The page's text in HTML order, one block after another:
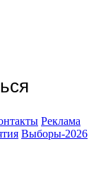
Реклама
Выборы-2026